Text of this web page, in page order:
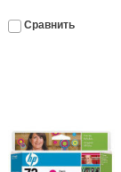
Сравнить